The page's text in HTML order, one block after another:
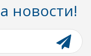
новости!